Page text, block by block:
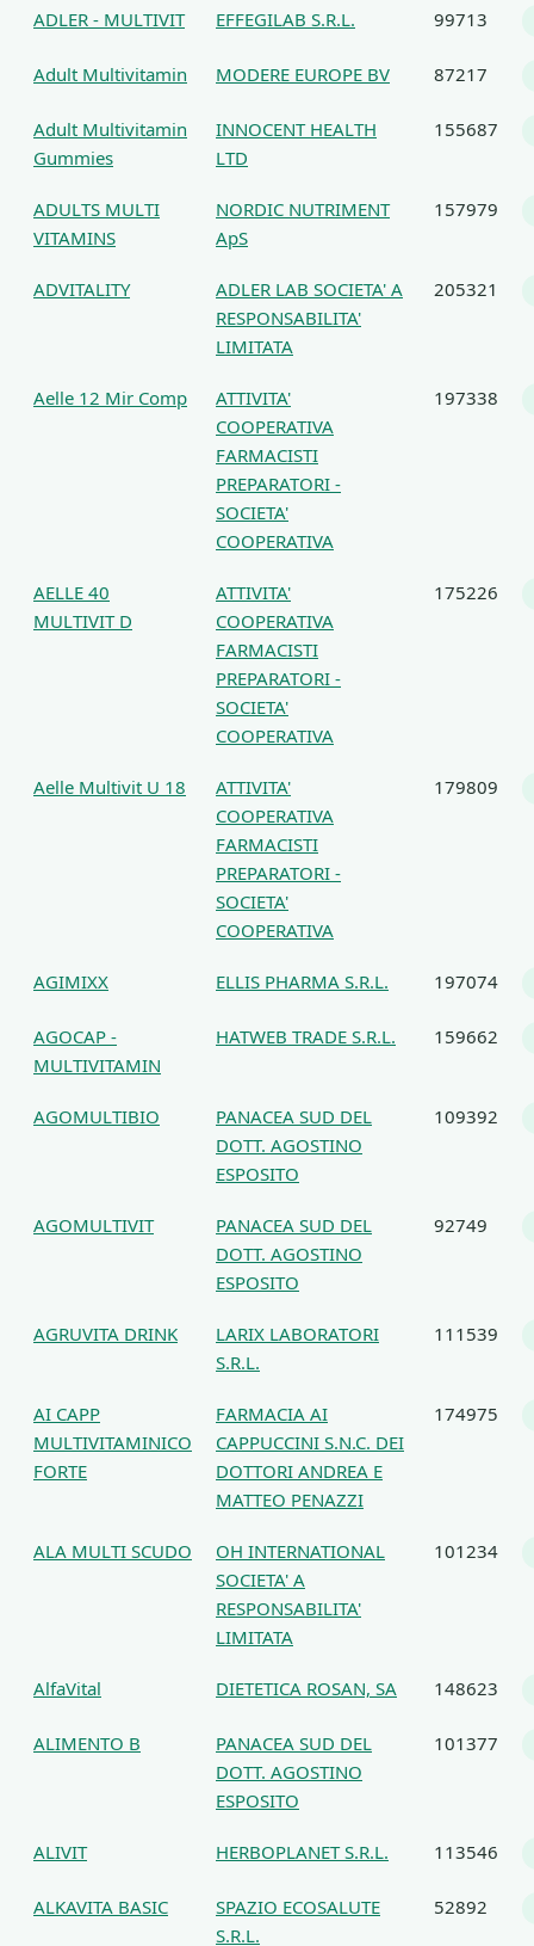
ADLER - MULTIVIT EFFEGILAB S.R.L. 99713
Adult Multivitamin MODERE EUROPE BV 87217
Adult Multivitamin
Gummies
INNOCENT HEALTH
LTD
155687
ADULTS MULTI
VITAMINS
NORDIC NUTRIMENT
ApS
157979
ADVITALITY
ADLER LAB SOCIETA' A
RESPONSABILITA'
LIMITATA
205321
Aelle 12 Mir Comp
ATTIVITA'
COOPERATIVA
FARMACISTI
PREPARATORI -
SOCIETA'
COOPERATIVA
197338
AELLE 40
MULTIVIT D
ATTIVITA'
COOPERATIVA
FARMACISTI
PREPARATORI -
SOCIETA'
COOPERATIVA
175226
Aelle Multivit U 18
ATTIVITA'
COOPERATIVA
FARMACISTI
PREPARATORI -
SOCIETA'
COOPERATIVA
179809
AGIMIXX ELLIS PHARMA S.R.L. 197074
AGOCAP -
MULTIVITAMIN
HATWEB TRADE S.R.L. 159662
AGOMULTIBIO
PANACEA SUD DEL
DOTT. AGOSTINO
ESPOSITO
109392
AGOMULTIVIT
PANACEA SUD DEL
DOTT. AGOSTINO
ESPOSITO
92749
AGRUVITA DRINK
LARIX LABORATORI
S.R.L.
111539
AI CAPP
MULTIVITAMINICO
FORTE
FARMACIA AI
CAPPUCCINI S.N.C. DEI
DOTTORI ANDREA E
MATTEO PENAZZI
174975
ALA MULTI SCUDO
OH INTERNATIONAL
SOCIETA' A
RESPONSABILITA'
LIMITATA
101234
AlfaVital DIETETICA ROSAN, SA 148623
ALIMENTO B
PANACEA SUD DEL
DOTT. AGOSTINO
ESPOSITO
101377
ALIVIT HERBOPLANET S.R.L. 113546
ALKAVITA BASIC
SPAZIO ECOSALUTE
S.R.L.
52892